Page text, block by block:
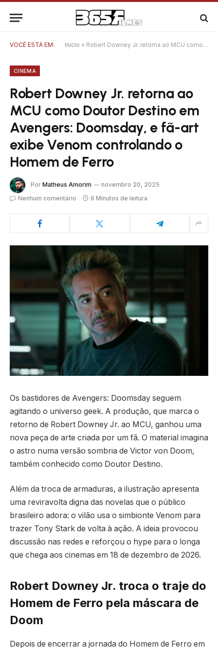
VOCÊ ESTÁ EM: Início » Robert Downey Jr. retorna ao MCU como Doutor Destino em Avengers: Doomsday, e fã-art exibe Venom controlando o Homem de Ferro
CINEMA
Robert Downey Jr. retorna ao
MCU como Doutor Destino em
Avengers: Doomsday, e fã-art
exibe Venom controlando o
Homem de Ferro
Por Matheus Amorim
novembro 20, 2025
Nenhum comentário
6 Minutos de leitura
Os bastidores de Avengers: Doomsday seguem
agitando o universo geek. A produção, que marca o
retorno de Robert Downey Jr. ao MCU, ganhou uma
nova peça de arte criada por um fã. O material imagina
o astro numa versão sombria de Victor von Doom,
também conhecido como Doutor Destino.
Além da troca de armaduras, a ilustração apresenta
uma reviravolta digna das novelas que o público
brasileiro adora: o vilão usa o simbionte Venom para
trazer Tony Stark de volta à ação. A ideia provocou
discussão nas redes e reforçou o hype para o longa
que chega aos cinemas em 18 de dezembro de 2026.
Robert Downey Jr. troca o traje do
Homem de Ferro pela máscara de
Doom
Depois de encerrar a jornada do Homem de Ferro em